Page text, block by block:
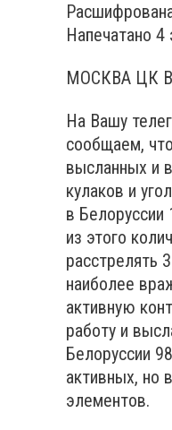
Напечатано 4
МОСКВА ЦК
На Вашу
сообщаем,
высланных и
кулаков и
в Белоруссии
из этого
расстрелять
наиболее
активную
работу и
Белоруссии
активных, но
элементов.